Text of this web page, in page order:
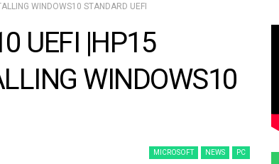
WINDOWS10 STANDARD UEFI
UEFI |HP15
WINDOWS10
MICROSOFT NEWS PC